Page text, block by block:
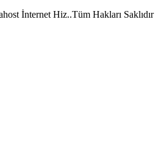
İnternet Hiz..Tüm Hakları Saklıdır